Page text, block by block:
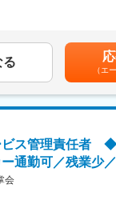
含め30名程で構成され
た段階から入居、生活
制を構築しており、地域
展開しています。地域密
人だけでなく家族の負
5回分・8,000円/回）賃金
じて上下する可能性が
る
（エ
ビス管理責任者
通勤可／残業少
会